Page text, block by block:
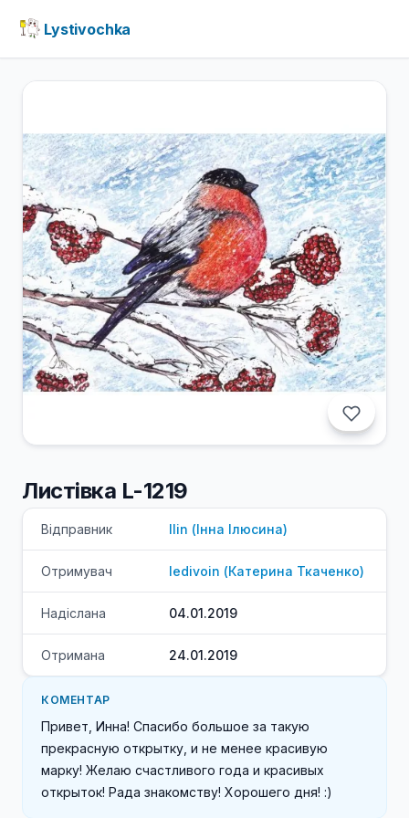
Lystivochka
Листівка L-1219
Відправник Ilin (Інна Ілюсина)
Отримувач ledivoin (Катерина Ткаченко)
Надіслана 04.01.2019
Отримана 24.01.2019
КОМЕНТАР
Привет, Инна! Спасибо большое за такую
прекрасную открытку, и не менее красивую
марку! Желаю счастливого года и красивых
открыток! Рада знакомству! Хорошего дня! :)